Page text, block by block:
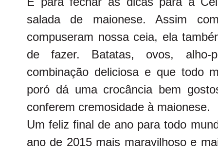
salada de maionese. Assim
compuseram nossa ceia, ela
de fazer. Batatas, ovos, alho-
combinação deliciosa e que todo
poró dá uma crocância bem
conferem cremosidade à maionese.
Um feliz final de ano para todo
ano de 2015 mais maravilhoso e